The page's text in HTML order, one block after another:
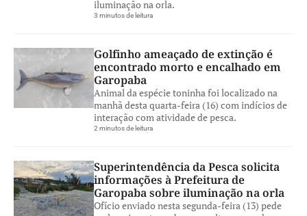
iluminação na orla.
3 minutos de leitura
Golfinho ameaçado de extinção é
encontrado morto e encalhado em
Garopaba
Animal da espécie toninha foi localizado na
manhã desta quarta-feira (16) com indícios de
interação com atividade de pesca.
2 minutos de leitura
Superintendência da Pesca solicita
informações à Prefeitura de
Garopaba sobre iluminação na orla
Ofício enviado nesta segunda-feira (13) pede